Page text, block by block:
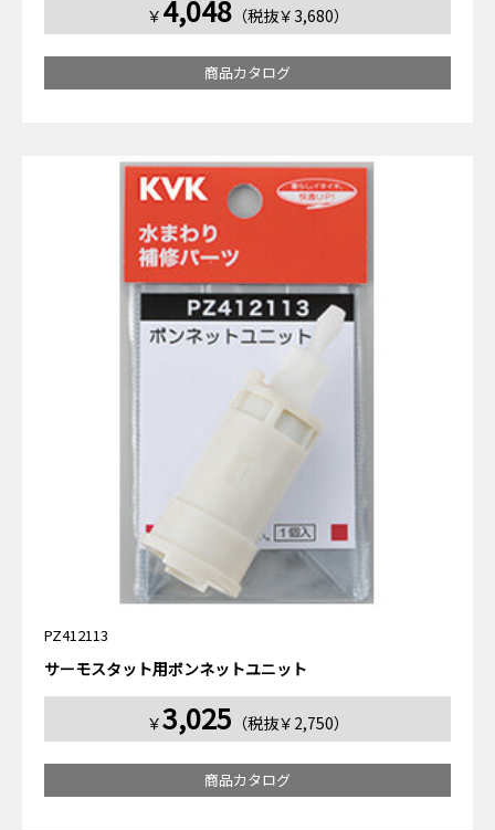
￥ 4,048（税抜￥3,680）
商品カタログ
PZ412113
サーモスタット用ボンネットユニット
￥3,025 （税抜￥2,750）
商品カタログ